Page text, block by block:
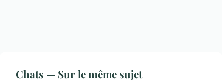
Chats — Sur le même sujet